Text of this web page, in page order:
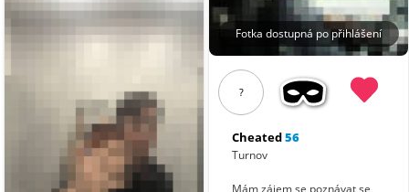
Fotka dostupná po přihlášení
?
Cheated56
Turnov